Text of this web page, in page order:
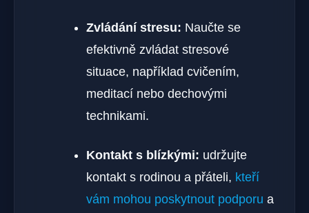
Zvládání stresu: Naučte se
efektivně zvládat stresové
situace, například cvičením,
meditací nebo⁢ dechovými
technikami.
Kontakt s⁣ blízkými: udržujte
kontakt s rodinou a přáteli, kteří
vám mohou poskytnout podporu ⁢ a